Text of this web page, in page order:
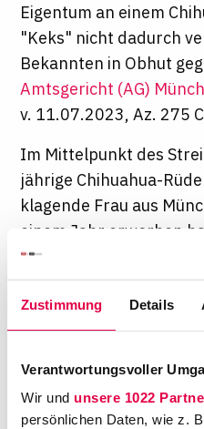
Zustimmung Details
Verantwortungsvoller
Wir und unsere 1022
persönlichen Daten, wie z.
Eigentum an einem
"Keks" nicht dadurch
Bekannten in Obhut
Amtsgericht (AG)
v. 11.07.2023, Az. 275
Im Mittelpunkt des
jährige Chihuahua-
klagende Frau aus
einem Jahr erworben
hatte sie "Keks"
damaligen schwierigen
in die Obhut von
Zeitpunkt hatte sie sich
ihrer Bekannten
sich aufzunehmen.